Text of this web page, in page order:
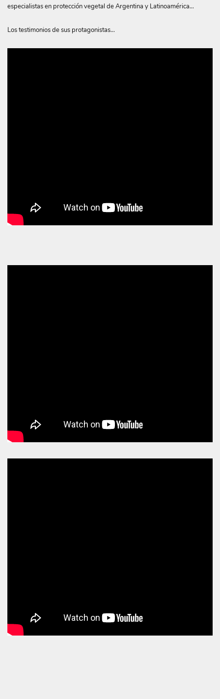
especialistas en protección vegetal de Argentina y Latinoamérica…
Los testimonios de sus protagonistas…